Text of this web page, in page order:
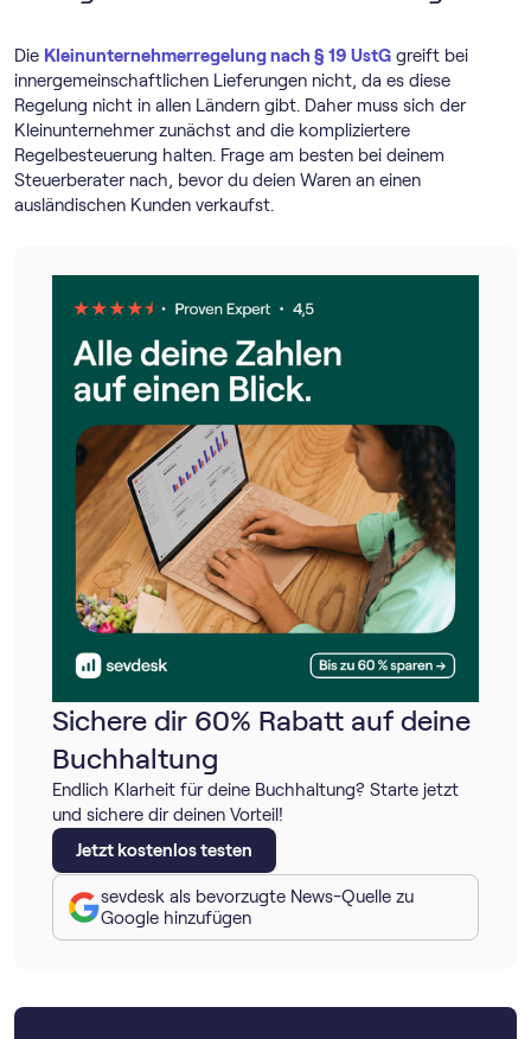
Sichere dir 60% Rabatt auf deine
Buchhaltung
Endlich Klarheit für deine Buchhaltung? Starte jetzt
und sichere dir deinen Vorteil!
Jetzt kostenlos testen
sevdesk als bevorzugte News-Quelle zu
Google hinzufügen
Die Klein­unternehmer­regelung nach § 19 UstG greift bei
innergemeinschaftlichen Lieferungen nicht, da es diese
Regelung nicht in allen Ländern gibt. Daher muss sich der
Kleinunternehmer zunächst and die kompliziertere
Regelbesteuerung halten. Frage am besten bei deinem
Steuerberater nach, bevor du deien Waren an einen
ausländischen Kunden verkaufst.